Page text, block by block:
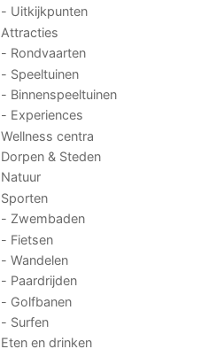
- Uitkijkpunten
Attracties
- Rondvaarten
- Speeltuinen
- Binnenspeeltuinen
- Experiences
Wellness centra
Dorpen & Steden
Natuur
Sporten
- Zwembaden
- Fietsen
- Wandelen
- Paardrijden
- Golfbanen
- Surfen
Eten en drinken